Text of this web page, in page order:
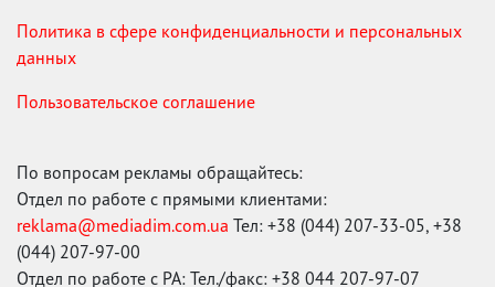
Политика в сфере конфиденциальности и персональных
данных
Пользовательское соглашение
По вопросам рекламы обращайтесь:
Отдел по работе с прямыми клиентами:
reklama@mediadim.com.ua Тел: +38 (044) 207-33-05, +38
(044) 207-97-00
Отдел по работе с РА: Тел./факс: +38 044 207-97-07